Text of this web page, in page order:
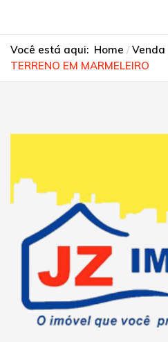
Você está aqui: Home Venda
TERRENO EM MARMELEIRO